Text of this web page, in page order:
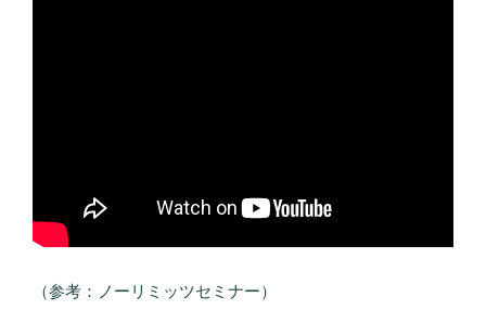
（参考：ノーリミッツセミナー）